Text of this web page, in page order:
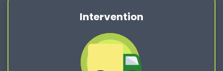
Intervention